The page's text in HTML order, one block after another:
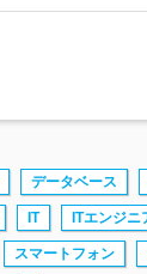
データベース
IT ITエンジニ
スマートフォン